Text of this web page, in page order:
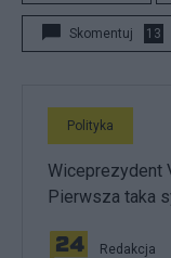
Skomentuj 13
Polityka
Wiceprezydent
Pierwsza taka
Redakcja